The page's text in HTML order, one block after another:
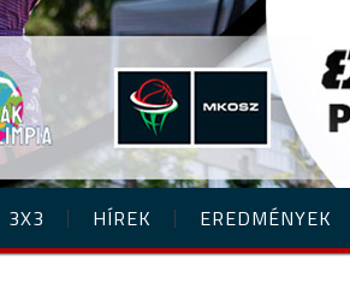
3X3 HÍREK EREDMÉNYEK